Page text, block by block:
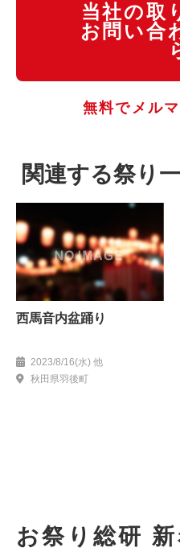
当社の取
お問い合
無料でメル
関連する祭り
西馬音内盆踊り
2023/8/16(水) 他
秋田県羽後町
お祭り総研